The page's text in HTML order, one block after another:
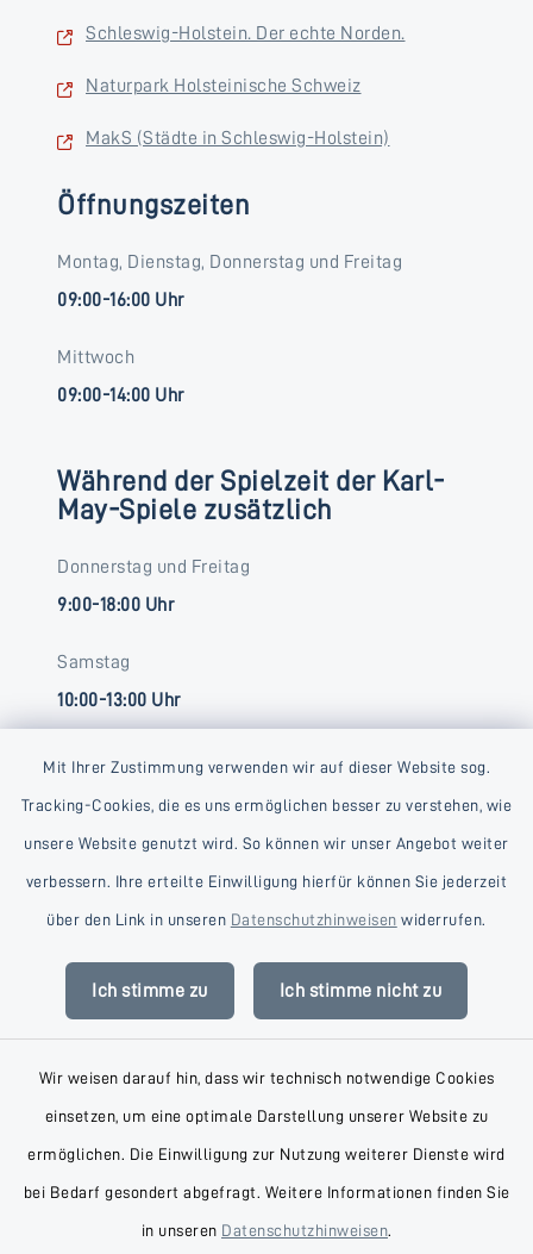
Mit Ihrer Zustimmung verwenden wir auf dieser Website sog.
Tracking-Cookies, die es uns ermöglichen besser zu verstehen, wie
unsere Website genutzt wird. So können wir unser Angebot weiter
verbessern. Ihre erteilte Einwilligung hierfür können Sie jederzeit
über den Link in unseren Datenschutzhinweisen widerrufen.
Ich stimme zu Ich stimme nicht zu
Wir weisen darauf hin, dass wir technisch notwendige Cookies
einsetzen, um eine optimale Darstellung unserer Website zu
ermöglichen. Die Einwilligung zur Nutzung weiterer Dienste wird
bei Bedarf gesondert abgefragt. Weitere Informationen finden Sie
in unseren Datenschutzhinweisen.
Schleswig-Holstein. Der echte Norden.
Naturpark Holsteinische Schweiz
MakS (Städte in Schleswig-Holstein)
Öffnungszeiten
Montag, Dienstag, Donnerstag und Freitag
09:00-16:00 Uhr
Mittwoch
09:00-14:00 Uhr
Während der Spielzeit der Karl-
May-Spiele zusätzlich
Donnerstag und Freitag
9:00-18:00 Uhr
Samstag
10:00-13:00 Uhr
Kontakt
Datenschutz
Impressum
Sitemap